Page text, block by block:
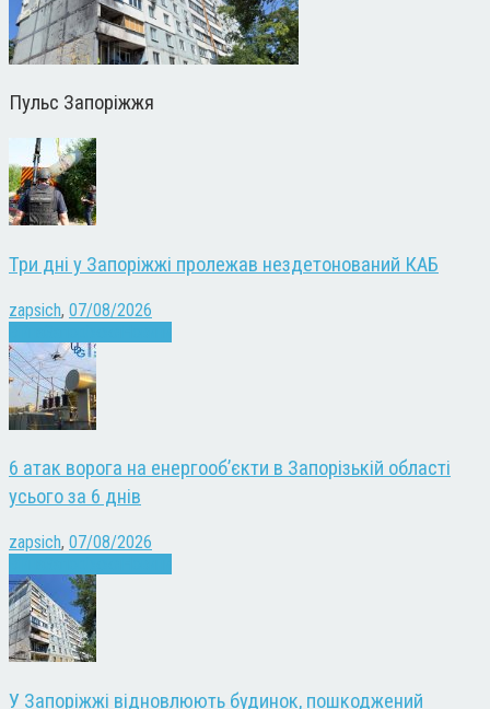
Пульс Запоріжжя
Три дні у Запоріжжі пролежав нездетонований КАБ
zapsich, 07/08/2026
6 атак ворога на енергооб’єкти в Запорізькій області
усього за 6 днів
zapsich, 07/08/2026
У Запоріжжі відновлюють будинок, пошкоджений